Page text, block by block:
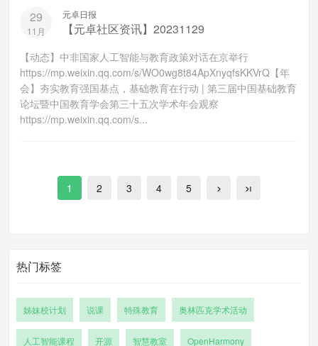
29
11月
元卓日报
【元卓社区资讯】20231129
【动态】中非国家人工智能与教育政策对话在京举行
https://mp.weixin.qq.com/s/WO0wg8t84ApXnyqfsKKVrQ【年
会】夯实教育强国基点，基础教育在行动 | 第三届中国基础教育
论坛暨中国教育学会第三十五次学术年会观察
https://mp.weixin.qq.com/s...
1 2 3 4 5
热门标签
姊妹校计划 说课 特殊教育 奥林匹克学术活动
人工智能课程 开源 智慧教室 OpenHarmony